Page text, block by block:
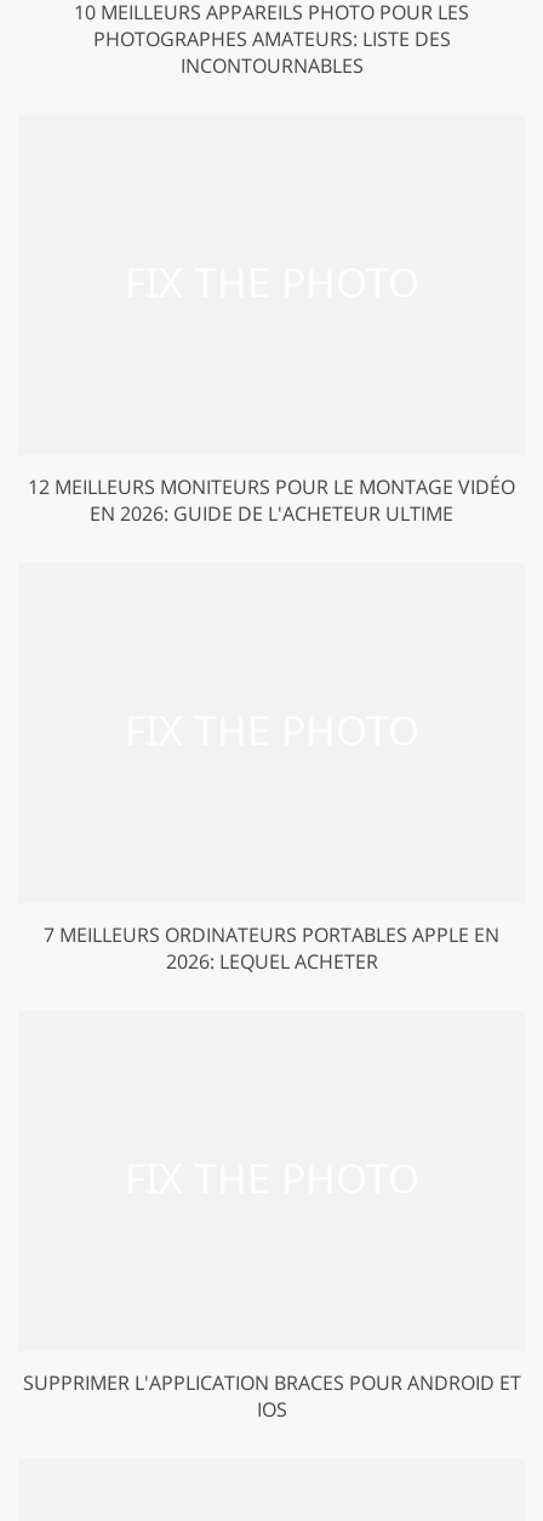
10 MEILLEURS APPAREILS PHOTO POUR LES
PHOTOGRAPHES AMATEURS: LISTE DES
INCONTOURNABLES
12 MEILLEURS MONITEURS POUR LE MONTAGE VIDÉO
EN 2026: GUIDE DE L'ACHETEUR ULTIME
7 MEILLEURS ORDINATEURS PORTABLES APPLE EN
2026: LEQUEL ACHETER
SUPPRIMER L'APPLICATION BRACES POUR ANDROID ET
IOS